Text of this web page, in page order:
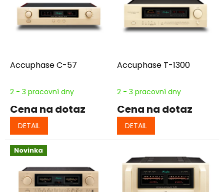
dAccuphase C-57
2 - 3 pracovní dny
Cena na dotaz
DETAIL
Accuphase T-1300
2 - 3 pracovní dny
Cena na dotaz
DETAIL
Novinka